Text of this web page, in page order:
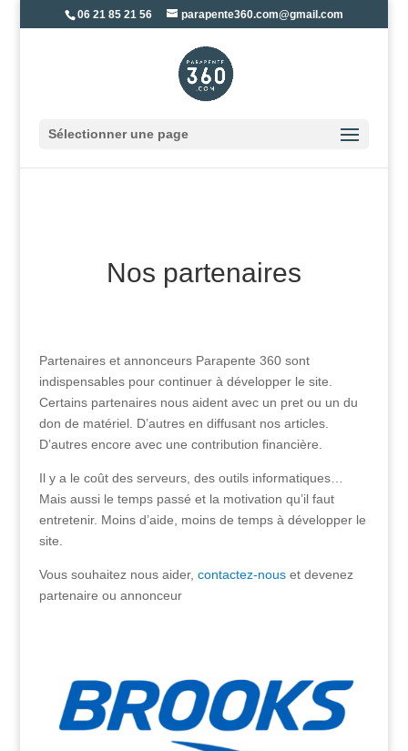
06 21 85 21 56 parapente360.com@gmail.com
Sélectionner une page
Nos partenaires
Partenaires et annonceurs Parapente 360 sont
indispensables pour continuer à développer le site.
Certains partenaires nous aident avec un pret ou un du
don de matériel. D’autres en diffusant nos articles.
D’autres encore avec une contribution financière.
Il y a le coût des serveurs, des outils informatiques…
Mais aussi le temps passé et la motivation qu’il faut
entretenir. Moins d’aide, moins de temps à développer le
site.
Vous souhaitez nous aider, contactez-nouset devenez
partenaire ou annonceur